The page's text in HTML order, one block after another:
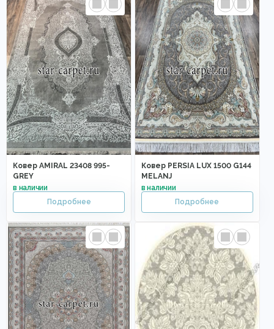
Ковер AMIRAL 23408 995-
GREY
Ковер PERSIA LUX 1500 G144
MELANJ